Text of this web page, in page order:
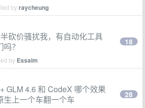
byraycheung
砍价骚扰我，有自动化工具
？
by Essaim
18
GLM 4.6 和 CodeX 哪个效果
上一个车翻一个车
28